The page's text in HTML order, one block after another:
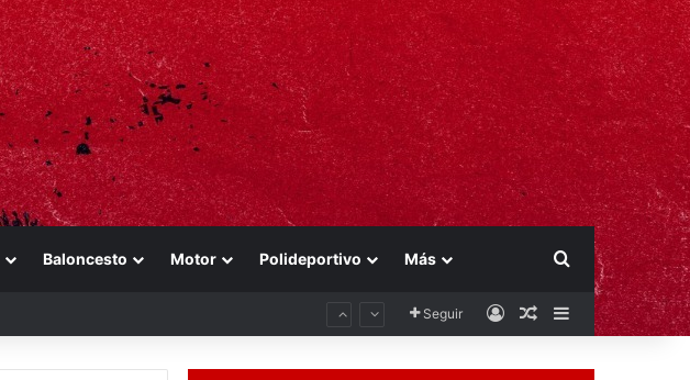
Baloncesto Motor Polideportivo Más Buscar por
Seguir AccesoPublicación al
Barra lateral